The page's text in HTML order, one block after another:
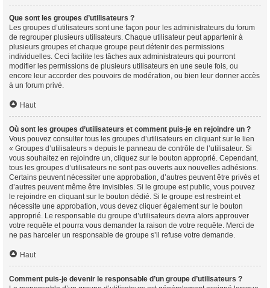
Que sont les groupes d’utilisateurs ?
Les groupes d’utilisateurs sont une façon pour les administrateurs du forum
de regrouper plusieurs utilisateurs. Chaque utilisateur peut appartenir à
plusieurs groupes et chaque groupe peut détenir des permissions
individuelles. Ceci facilite les tâches aux administrateurs qui pourront
modifier les permissions de plusieurs utilisateurs en une seule fois, ou
encore leur accorder des pouvoirs de modération, ou bien leur donner accès
à un forum privé.
Haut
Où sont les groupes d’utilisateurs et comment puis-je en rejoindre un ?
Vous pouvez consulter tous les groupes d’utilisateurs en cliquant sur le lien
« Groupes d’utilisateurs » depuis le panneau de contrôle de l’utilisateur. Si
vous souhaitez en rejoindre un, cliquez sur le bouton approprié. Cependant,
tous les groupes d’utilisateurs ne sont pas ouverts aux nouvelles adhésions.
Certains peuvent nécessiter une approbation, d’autres peuvent être privés et
d’autres peuvent même être invisibles. Si le groupe est public, vous pouvez
le rejoindre en cliquant sur le bouton dédié. Si le groupe est restreint et
nécessite une approbation, vous devez cliquer également sur le bouton
approprié. Le responsable du groupe d’utilisateurs devra alors approuver
votre requête et pourra vous demander la raison de votre requête. Merci de
ne pas harceler un responsable de groupe s’il refuse votre demande.
Haut
Comment puis-je devenir le responsable d’un groupe d’utilisateurs ?